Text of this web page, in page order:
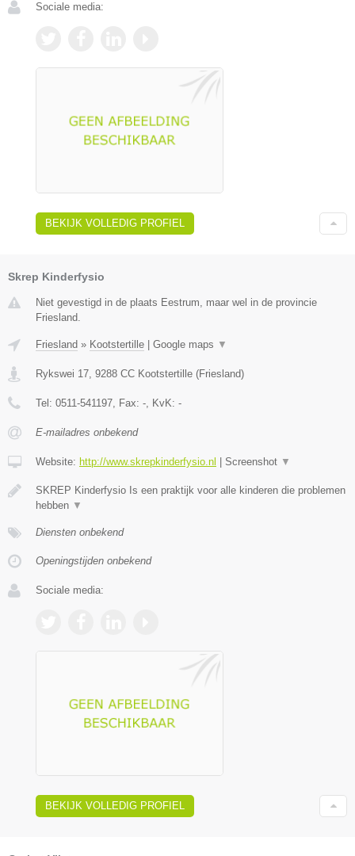
Sociale media:
BEKIJK VOLLEDIG PROFIEL
Skrep Kinderfysio
Niet gevestigd in de plaats Eestrum, maar wel in de provincie
Friesland.
Friesland » Kootstertille | Google maps ▼
Rykswei 17 9288 CC Kootstertille (Friesland)
Tel: 0511-541197 , Fax: - , KvK: -
E-mailadres onbekend
Website: http://www.skrepkinderfysio.nl | Screenshot ▼
SKREP Kinderfysio Is een praktijk voor alle kinderen die problemen
hebben ▼
Diensten onbekend
Openingstijden onbekend
Sociale media:
BEKIJK VOLLEDIG PROFIEL